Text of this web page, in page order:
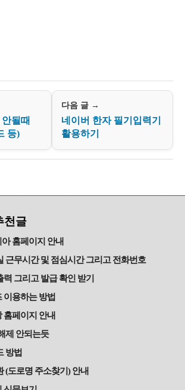
될때
등)
다음 글 →
네이버 한자 필기입력기
활용하기
천글
홈페이지 안내
근무시간 및 점심시간 그리고 전화번호
그리고 발급 확인 받기
이용하는 방법
홈페이지 안내
제 안되는듯
방법
(도로명 주소찾기) 안내